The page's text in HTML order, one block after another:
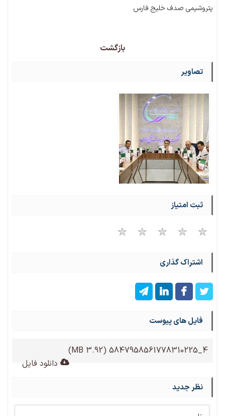
پتروشیمی صدف خلیج فارس
بازگشت
تصاویر
ثبت امتیاز
اشتراک گذاری
فایل های پیوست
4_5847958561778310225
(3.92 MB)
دانلود فایل
نظر جدید